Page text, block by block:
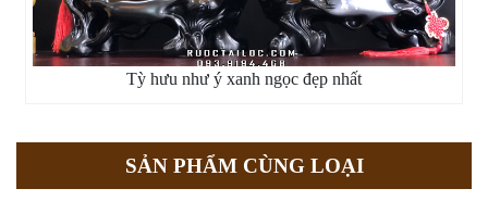
Tỳ hưu như ý xanh ngọc đẹp nhất
SẢN PHẨM CÙNG LOẠI